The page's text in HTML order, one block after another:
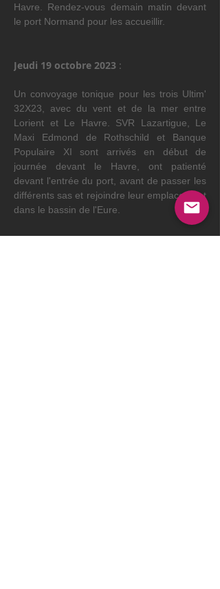
Havre. Rendez-vous demain matin devant
le port Normand pour les accueillir.
Jeudi 19 octobre 2023 :
Un convoyage tonique pour les trois Ultim'
32X23, avec du vent et de la mer entre
Lorient et Le Havre. SVR Lazartigue, Le
Maxi Edmond de Rothschild et Banque
Populaire XI sont arrivés en début de
journée devant le Havre, ont patienté
devant l'entrée du port, avant de passer les
différents sas et rejoindre leur emplacement
dans le bassin de l'Eure.